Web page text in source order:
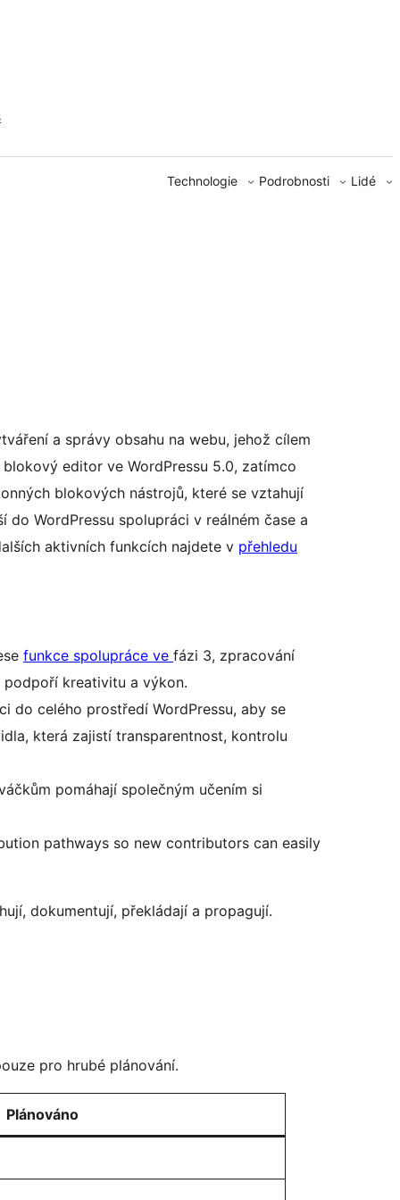
Technologie Podrobnosti Lidé
a správy obsahu na webu, jehož cílem
editor ve WordPressu 5.0, zatímco
blokových nástrojů, které se vztahují
WordPressu spolupráci v reálném čase a
aktivních funkcích najdete v přehledu
funkce spolupráce ve fázi 3, zpracování
kreativitu a výkon.
do celého prostředí WordPressu, aby se
která zajistí transparentnost, kontrolu
pomáhají společným učením si
pathways so new contributors can easily
dokumentují, překládají a propagují.
pro hrubé plánování.
Plánováno